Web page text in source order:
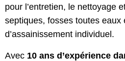
pour l’entretien, le nettoyage
septiques, fosses toutes eaux
d’assainissement individuel.
Avec 10 ans d’expérience